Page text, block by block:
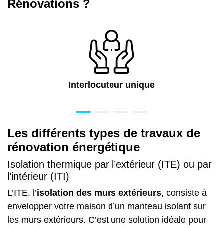
Rénovations ?
Interlocuteur unique
Les différents types de travaux de
rénovation énergétique
Isolation thermique par l’extérieur (ITE) ou par
l’intérieur (ITI)
L’ITE, l’isolation des murs extérieurs, consiste à
envelopper votre maison d’un manteau isolant sur
les murs extérieurs. C’est une solution idéale pour